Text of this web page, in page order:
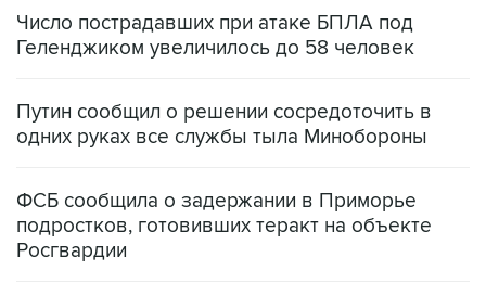
Число пострадавших при атаке БПЛА под
Геленджиком увеличилось до 58 человек
Путин сообщил о решении сосредоточить в
одних руках все службы тыла Минобороны
ФСБ сообщила о задержании в Приморье
подростков, готовивших теракт на объекте
Росгвардии